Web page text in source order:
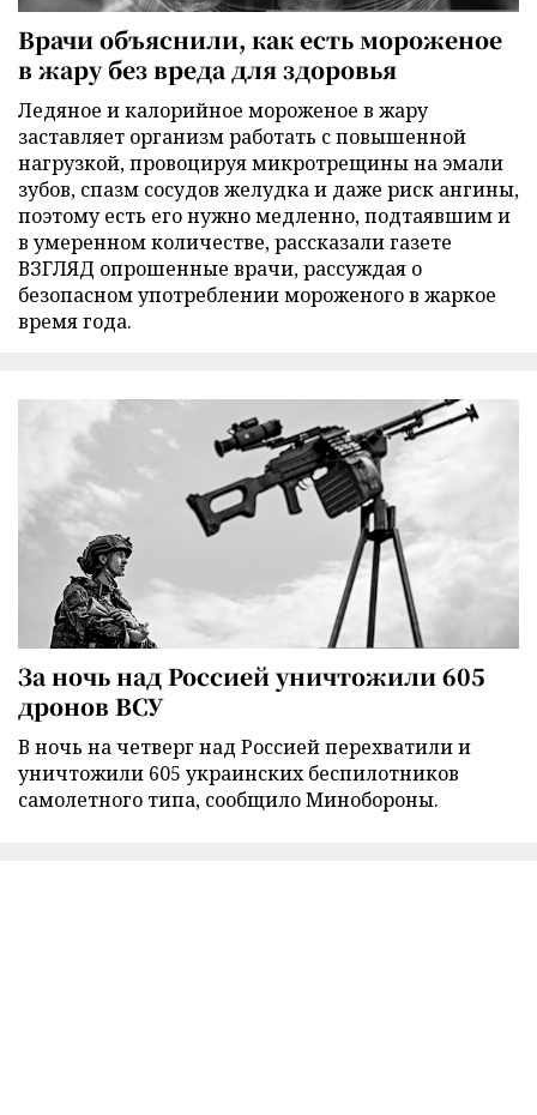
Врачи объяснили, как есть мороженое
в жару без вреда для здоровья
Ледяное и калорийное мороженое в жару
заставляет организм работать с повышенной
нагрузкой, провоцируя микротрещины на эмали
зубов, спазм сосудов желудка и даже риск ангины,
поэтому есть его нужно медленно, подтаявшим и
в умеренном количестве, рассказали газете
ВЗГЛЯД опрошенные врачи, рассуждая о
безопасном употреблении мороженого в жаркое
время года.
За ночь над Россией уничтожили 605
дронов ВСУ
В ночь на четверг над Россией перехватили и
уничтожили 605 украинских беспилотников
самолетного типа, сообщило Минобороны.